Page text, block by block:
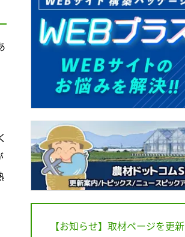
【お知らせ】取材ページを更新